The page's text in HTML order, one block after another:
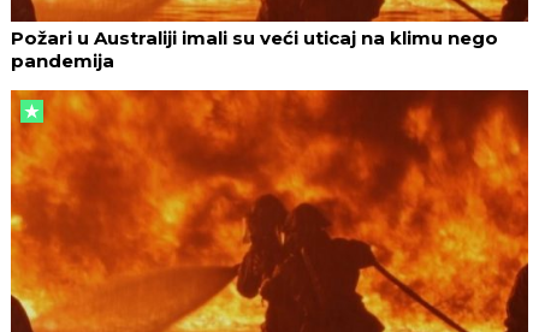
Požari u Australiji imali su veći uticaj na klimu nego
pandemija